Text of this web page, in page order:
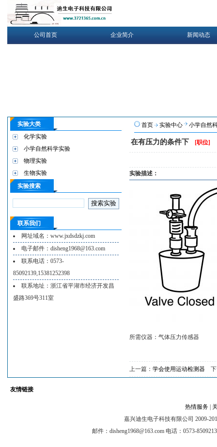
公司首页 企业简介 新闻动态
实验大类
化学实验
小学自然科学实验
物理实验
生物实验
实验搜索
联系我们
网址域名：www.jxdsdzkj.com
电子邮件：disheng1968@163.com
联系电话：0573-
85092139,15381252398
联系地址：浙江省平湖市经济开发昌
盛路369号311室
首页 实验中心 小学自然
在有压力的条件下 [职位]
实验描述：
所需仪器：气体压力传感器
上一篇： 学会使用运动检测器 下
友情链接
热情服务
嘉兴迪生电子科技有限公司 2009-
邮件：disheng1968@163.com 电话：0573-